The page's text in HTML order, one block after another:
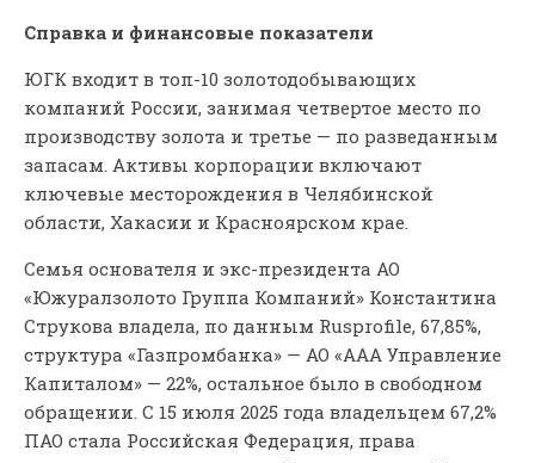
Справка и финансовые показатели
ЮГК входит в топ-10 золотодобывающих
компаний России, занимая четвертое место по
производству золота и третье — по разведанным
запасам. Активы корпорации включают
ключевые месторождения в Челябинской
области, Хакасии и Красноярском крае.
Семья основателя и экс-президента АО
«Южуралзолото Группа Компаний» Константина
Струкова владела, по данным Rusprofile, 67,85%,
структура «Газпромбанка» — АО «ААА Управление
Капиталом» — 22%, остальное было в свободном
обращении. С 15 июля 2025 года владельцем 67,2%
ПАО стала Российская Федерация, права